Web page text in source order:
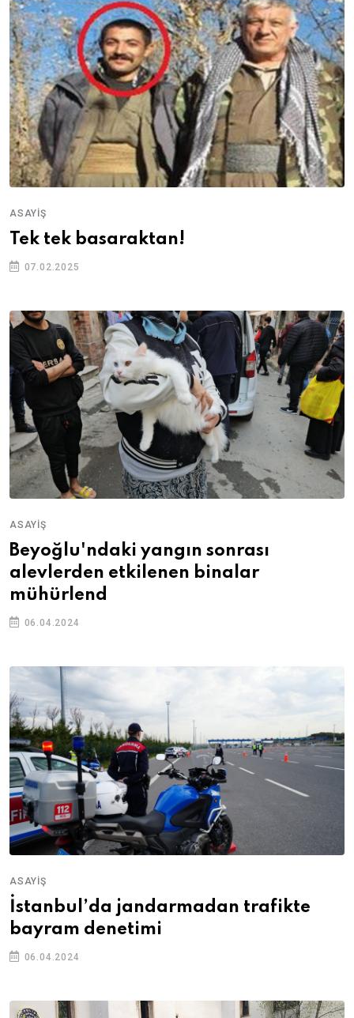
ASAYIŞ
Tek tek basaraktan!
07.02.2025
ASAYIŞ
Beyoğlu'ndaki yangın sonrası
alevlerden etkilenen binalar
mühürlend
06.04.2024
ASAYIŞ
İstanbul’da jandarmadan trafikte
bayram denetimi
06.04.2024